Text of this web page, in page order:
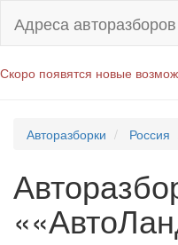
Адреса
Скоро появятся новые
Авторазборки Россия